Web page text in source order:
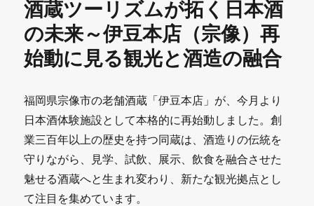
は
『移
動
す
る
文
化』
に
酒蔵ツーリズムが拓く日本酒
の未来～伊豆本店（宗像）再
始動に見る観光と酒造の融合
福岡県宗像市の老舗酒蔵「伊豆本店」が、今月より
日本酒体験施設として本格的に再始動しました。創
業三百年以上の歴史を持つ同蔵は、酒造りの伝統を
守りながら、見学、試飲、展示、飲食を融合させた
魅せる酒蔵へと生まれ変わり、新たな観光拠点とし
て注目を集めています。